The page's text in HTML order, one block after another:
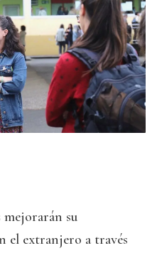
su
el extranjero a través